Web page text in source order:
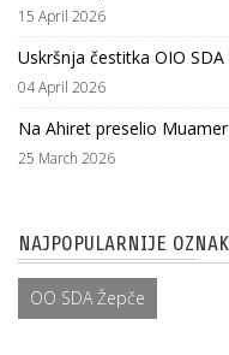
15 April 2026
Uskršnja čestitka OIO SDA
04 April 2026
Na Ahiret preselio
25 March 2026
NAJPOPULARNIJE
OO SDA Žepče